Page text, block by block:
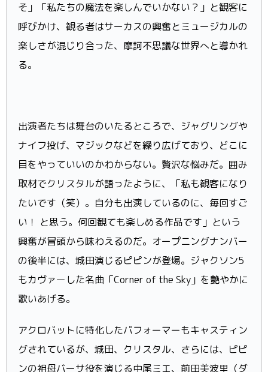
そ」「私たちの魔法を楽しんでいかない？」と観客に
呼びかけ、観る者はサーカスの興奮とミュージカルの
楽しさが混じり合った、摩訶不思議な世界へと導かれ
る。
出演者たちは舞台のいたるところで、ジャグリングや
ナイフ投げ、マジックなどを繰り広げており、どこに
目をやっていいのかわからない。贅沢な悩みだ。囲み
取材でクリスタルが語ったように、「私も観客になり
たいです（笑）。自分も出演しているのに、毎回すご
い！ と思う。何回観ても楽しめる作品です」という
興奮が冒頭から味わえるのだ。オープニングナンバー
の後半には、城田演じるピピンが登場。ジャクソン5
もカヴァーした名曲「Corner of the Sky」を艶やかに
歌いあげる。
アクロバットに特化したパフォーマーもキャスティン
グされているが、城田、クリスタル、さらには、ピピ
ンの祖母バーサ役を演じる中尾ミエ、前田美波里（ダ